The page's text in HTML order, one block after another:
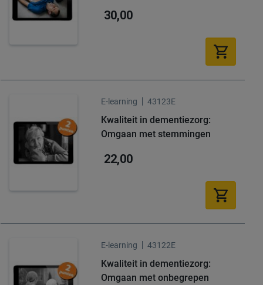
30,00
E-learning 43123E
Kwaliteit in dementiezorg:
Omgaan met stemmingen
22,00
E-learning 43122E
Kwaliteit in dementiezorg:
Omgaan met onbegrepen